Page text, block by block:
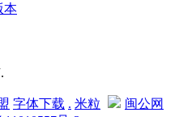
本
字体下载 . 米粒
闽公网